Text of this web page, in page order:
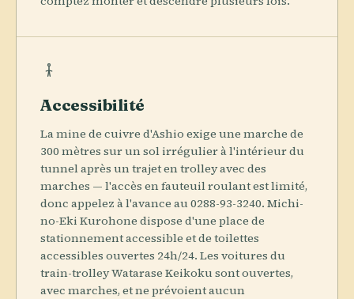
Accessibilité
La mine de cuivre d'Ashio exige une marche de
300 mètres sur un sol irrégulier à l'intérieur du
tunnel après un trajet en trolley avec des
marches — l'accès en fauteuil roulant est limité,
donc appelez à l'avance au 0288-93-3240. Michi-
no-Eki Kurohone dispose d'une place de
stationnement accessible et de toilettes
accessibles ouvertes 24h/24. Les voitures du
train-trolley Watarase Keikoku sont ouvertes,
avec marches, et ne prévoient aucun